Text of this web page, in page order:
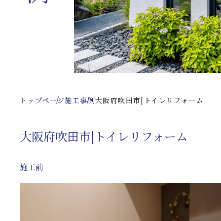
トップページ施工事例大阪府吹田市|トイレリフォーム
大阪府吹田市|トイレリフォーム
施工前